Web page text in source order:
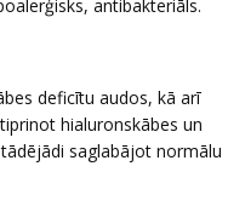
antibakteriāls.
deficītu audos, kā arī
hialuronskābes un
saglabājot normālu